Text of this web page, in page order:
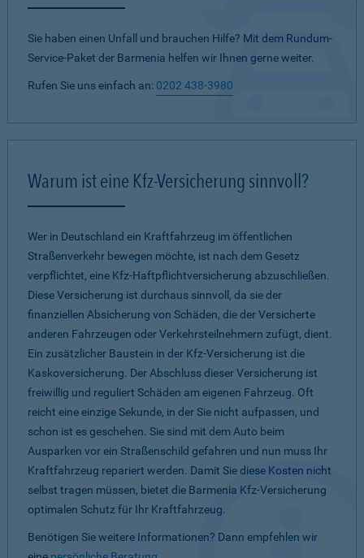
Sie haben einen Unfall und brauchen Hilfe? Mit dem Rundum-
Service-Paket der Barmenia helfen wir Ihnen gerne weiter.
Rufen Sie uns einfach an: 0202 438-3980
Warum ist eine Kfz-Versicherung sinnvoll?
Wer in Deutschland ein Kraftfahrzeug im öffentlichen
Straßenverkehr bewegen möchte, ist nach dem Gesetz
verpflichtet, eine Kfz-Haftpflichtversicherung abzuschließen.
Diese Versicherung ist durchaus sinnvoll, da sie der
finanziellen Absicherung von Schäden, die der Versicherte
anderen Fahrzeugen oder Verkehrsteilnehmern zufügt, dient.
Ein zusätzlicher Baustein in der Kfz-Versicherung ist die
Kaskoversicherung. Der Abschluss dieser Versicherung ist
freiwillig und reguliert Schäden am eigenen Fahrzeug. Oft
reicht eine einzige Sekunde, in der Sie nicht aufpassen, und
schon ist es geschehen. Sie sind mit dem Auto beim
Ausparken vor ein Straßenschild gefahren und nun muss Ihr
Kraftfahrzeug repariert werden. Damit Sie diese Kosten nicht
selbst tragen müssen, bietet die Barmenia Kfz-Versicherung
optimalen Schutz für Ihr Kraftfahrzeug.
Benötigen Sie weitere Informationen? Dann empfehlen wir